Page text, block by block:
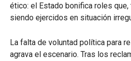
ético: el Estado bonifica roles
siendo ejercidos en situación
La falta de voluntad política para
agrava el escenario. Tras los